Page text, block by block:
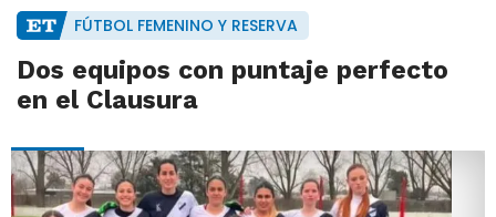
FÚTBOL FEMENINO Y RESERVA
Dos equipos con puntaje perfecto
en el Clausura